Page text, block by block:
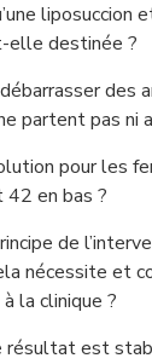
liposuccion
elle destinée ?
des
partent pas ni
pour les
en bas ?
de
nécessite et
la clinique ?
résultat est